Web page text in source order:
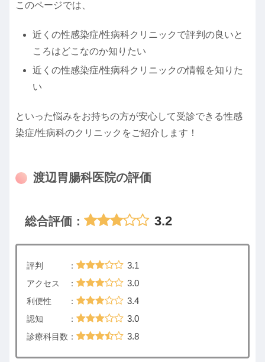
このページでは、
近くの性感染症/性病科クリニックで評判の良いと
ころはどこなのか知りたい
近くの性感染症/性病科クリニックの情報を知りた
い
といった悩みをお持ちの方が安心して受診できる性感
染症/性病科のクリニックをご紹介します！
渡辺胃腸科医院の評価
総合評価： 3.2
評判 ： 3.1
アクセス ： 3.0
利便性 ： 3.4
認知 ： 3.0
診療科目数： 3.8